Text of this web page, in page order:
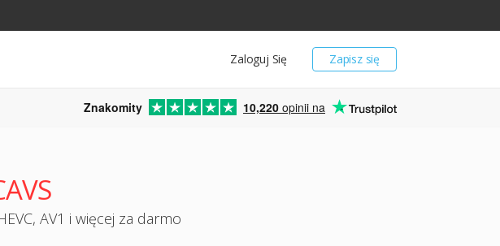
Zapisz się
Zaloguj Się
Znakomity 10,220 opinii na
AV1 i więcej za darmo